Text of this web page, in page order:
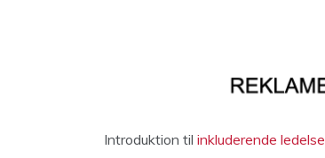
Introduktion til inkluderende ledelse